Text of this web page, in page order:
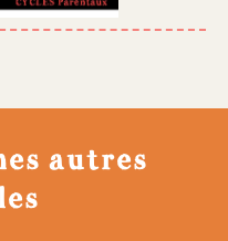
autres